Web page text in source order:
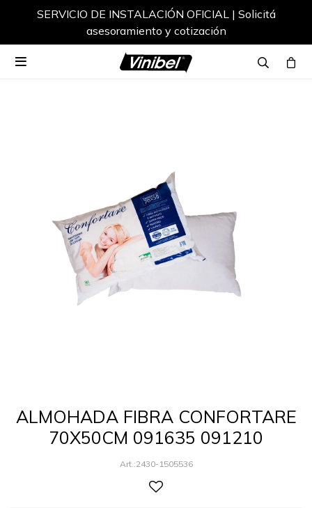
SERVICIO DE INSTALACIÓN OFICIAL | Solicitá
asesoramiento y cotización

ALMOHADA FIBRA CONFORTARE
70X50CM 091635 091210
2430-1505536